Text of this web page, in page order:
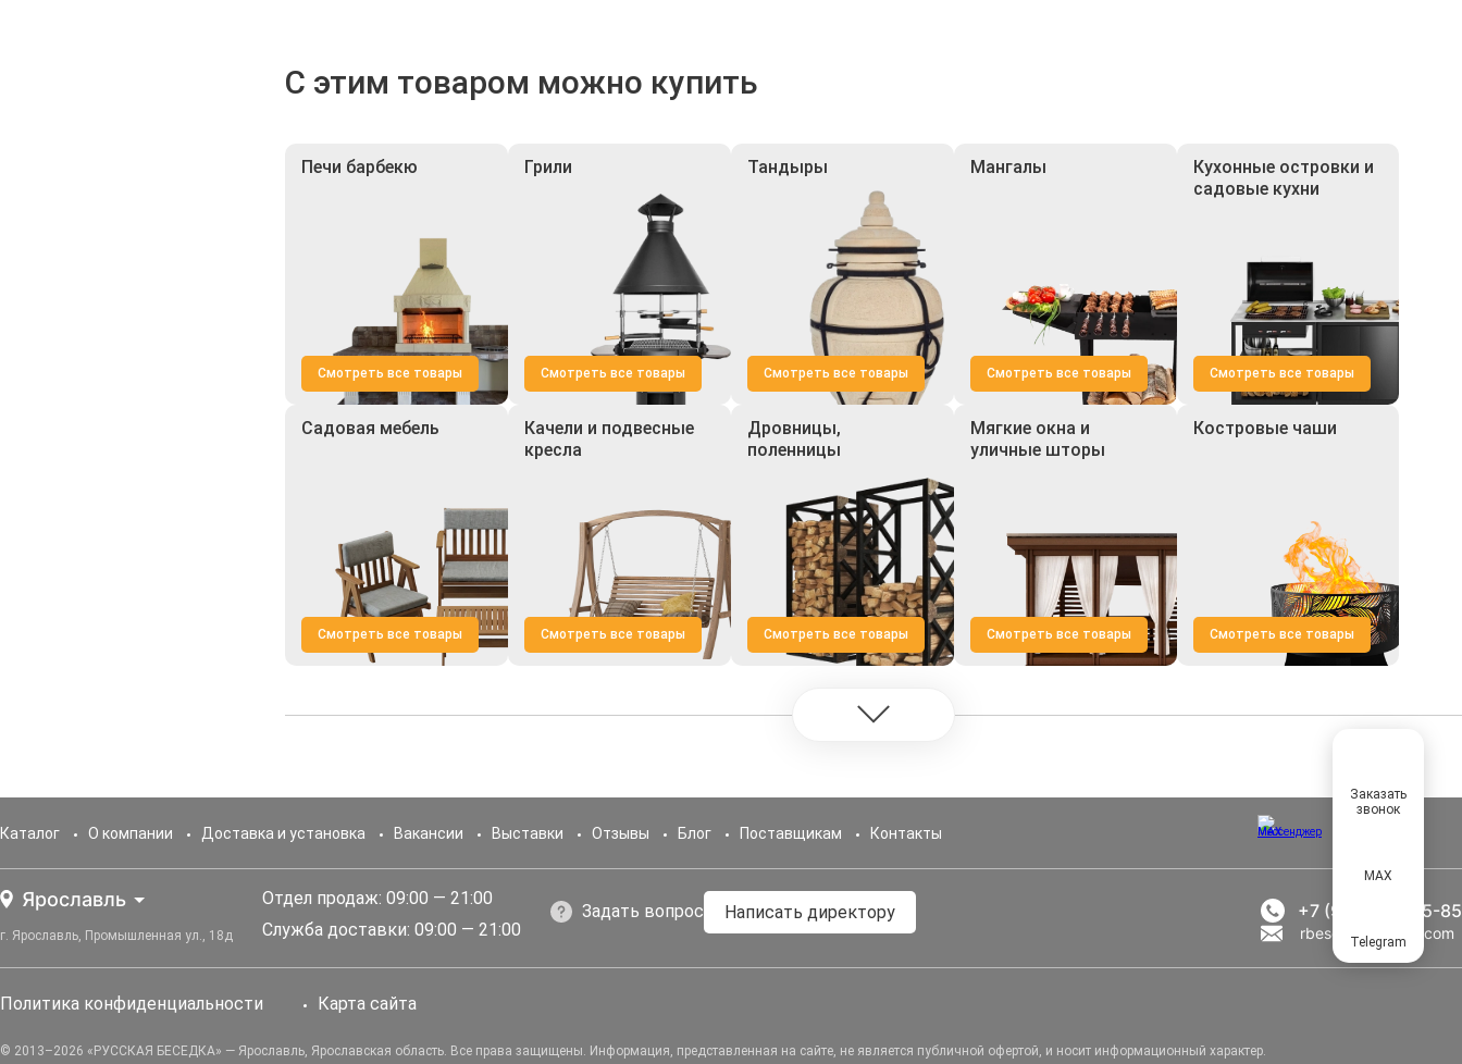
С этим товаром можно купить
Печи барбекю
Смотреть все товары
Грили
Смотреть все товары
Тандыры
Смотреть все товары
Мангалы
Смотреть все товары
Кухонные островки и
садовые кухни
Смотреть все товары
Садовая мебель
Смотреть все товары
Качели и подвесные
кресла
Смотреть все товары
Дровницы,
поленницы
Смотреть все товары
Мягкие окна и
уличные шторы
Смотреть все товары
Костровые чаши
Смотреть все товары
Каталог О компании Доставка и установка Вакансии Выставки Отзывы Блог Поставщикам Контакты
Ярославль
г. Ярославль, Промышленная ул., 18д
Отдел продаж: 09:00 — 21:00
Служба доставки: 09:00 — 21:00
Задать вопрос Написать директору +7 (969) 777-85-85
rbesedka@gmail.com
Политика конфиденциальности Карта сайта
© 2013–2026 «РУССКАЯ БЕСЕДКА» — Ярославль, Ярославская область. Все права защищены. Информация, представленная на сайте, не является публичной офертой, и носит информационный характер.
Заказать
звонок
MAX
Telegram